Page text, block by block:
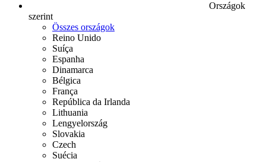
Országok
szerint
Összes országok
Reino Unido
Suíça
Espanha
Dinamarca
Bélgica
França
República da Irlanda
Lithuania
Lengyelország
Slovakia
Czech
Suécia